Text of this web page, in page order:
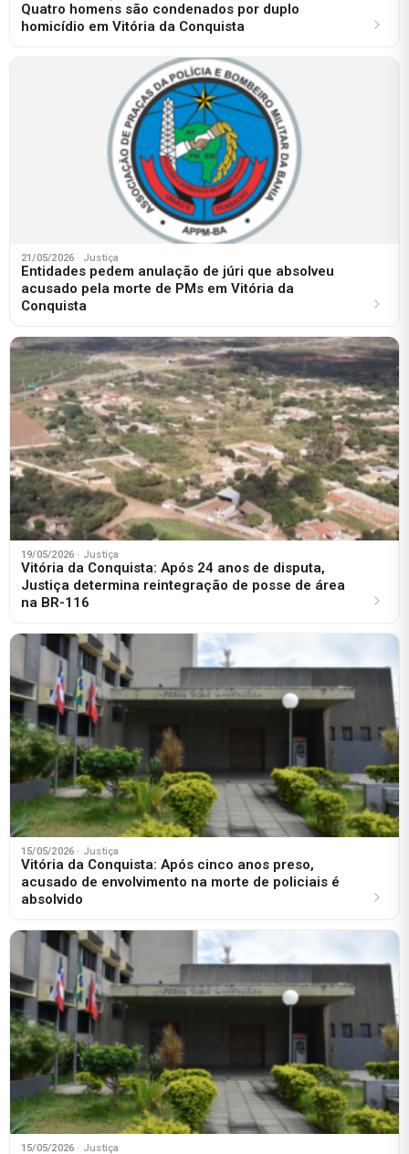
Quatro homens são condenados por duplo
homicídio em Vitória da Conquista
21/05/2026 · Justiça
Entidades pedem anulação de júri que absolveu
acusado pela morte de PMs em Vitória da
Conquista
19/05/2026 · Justiça
Vitória da Conquista: Após 24 anos de disputa,
Justiça determina reintegração de posse de área
na BR-116
15/05/2026 · Justiça
Vitória da Conquista: Após cinco anos preso,
acusado de envolvimento na morte de policiais é
absolvido
15/05/2026 · Justiça